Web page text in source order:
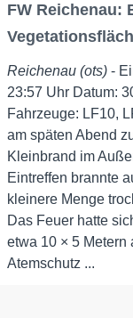
FW Reichenau:
Reichenau (ots) -
23:57 Uhr Datum:
Fahrzeuge: LF10,
am späten Abend
Kleinbrand im
Eintreffen brannte
kleinere Menge
Das Feuer hatte
etwa 10 × 5 Metern
Atemschutz ...